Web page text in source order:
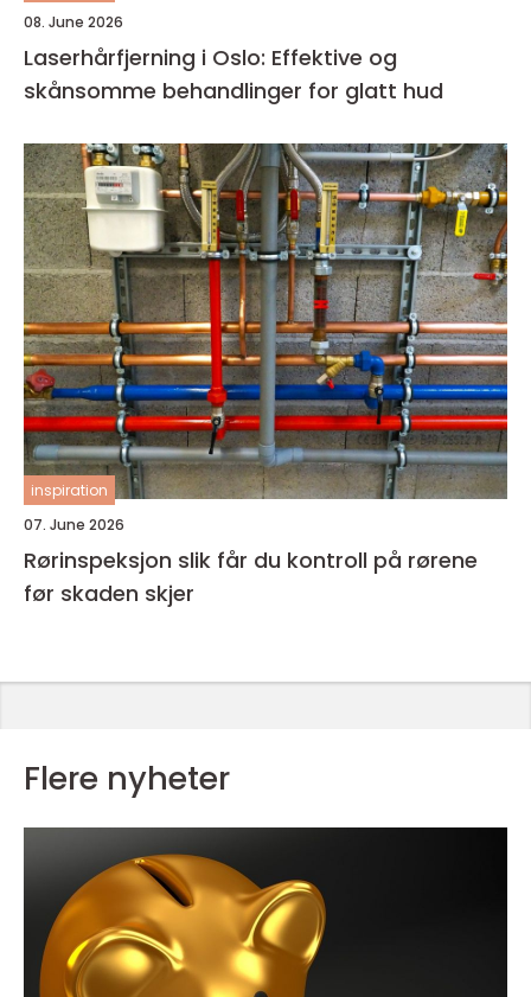
08. June 2026
Laserhårfjerning i Oslo: Effektive og
skånsomme behandlinger for glatt hud
inspiration
07. June 2026
Rørinspeksjon slik får du kontroll på rørene
før skaden skjer
Flere nyheter